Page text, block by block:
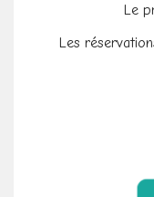
Le
Les